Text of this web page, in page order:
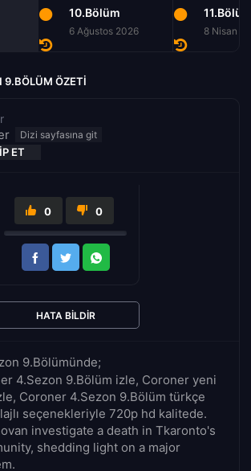
10.Bölüm
6 Ağustos 2026 8 Nisan
9.BÖLÜM ÖZETI
ET
9.Bölümünde;
4.Sezon 9.Bölüm izle, Coroner yeni
Coroner 4.Sezon 9.Bölüm türkçe
seçenekleriyle 720p hd kalitede.
investigate a death in Tkaronto's
shedding light on a major
0 0
HATA BILDIR